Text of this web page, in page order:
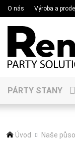
O nás Výroba a
PÁRTY STANY
Úvod Naše